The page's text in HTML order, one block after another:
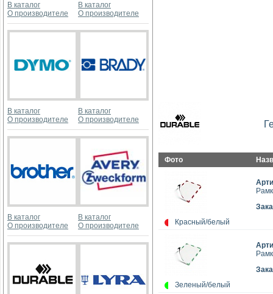
В каталог
О производителе
В каталог
О производителе
В каталог
О производителе
В каталог
О производителе
В каталог
О производителе
В каталог
О производителе
Фото
Красный/белый
Зеленый/белый